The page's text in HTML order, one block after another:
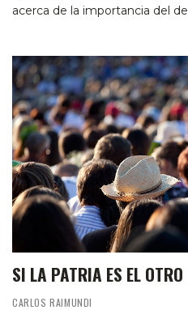
acerca de la importancia del
SI LA PATRIA ES EL OTRO
CARLOS RAIMUNDI